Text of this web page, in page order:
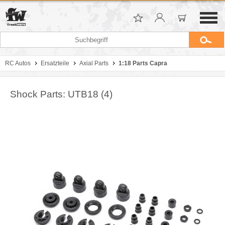
RC Autos Ersatzteile Axial Parts 1:18 Parts Capra
Shock Parts: UTB18 (4)